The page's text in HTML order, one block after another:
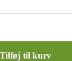
Tilføj til kurv